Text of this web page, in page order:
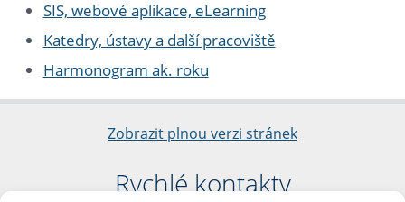
SIS, webové aplikace, eLearning
Katedry, ústavy a další pracoviště
Harmonogram ak. roku
Zobrazit plnou verzi stránek
Rychlé kontakty